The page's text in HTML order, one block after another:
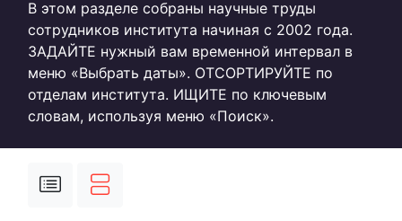
В этом разделе собраны научные труды
сотрудников института начиная с 2002 года.
ЗАДАЙТЕ нужный вам временной интервал в
меню «Выбрать даты». ОТСОРТИРУЙТЕ по
отделам института. ИЩИТЕ по ключевым
словам, используя меню «Поиск».